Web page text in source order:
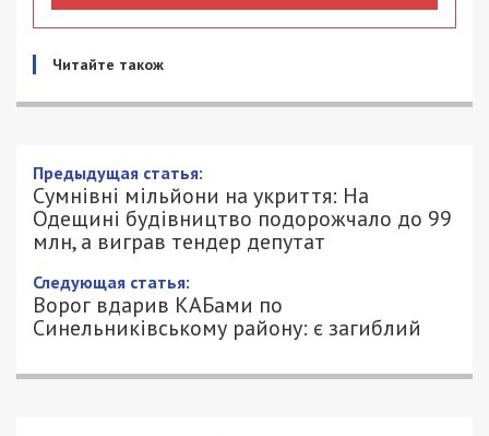
Читайте також
Предыдущая статья:
Сумнівні мільйони на укриття: На
Одещині будівництво подорожчало до 99
млн, а виграв тендер депутат
Следующая статья:
Ворог вдарив КАБами по
Синельниківському району: є загиблий